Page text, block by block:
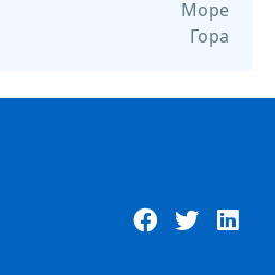
Море
Гора